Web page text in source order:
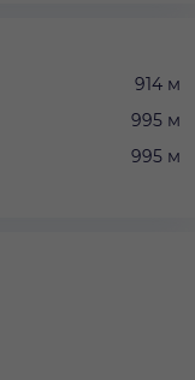
914 м
995 м
995 м